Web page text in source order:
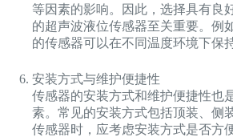
等因素的影响。因此，选择具有良
的超声波液位传感器至关重要。例
的传感器可以在不同温度环境下保
安装方式与维护便捷性
传感器的安装方式和维护便捷性也
素。常见的安装方式包括顶装、侧
传感器时，应考虑安装方式是否方